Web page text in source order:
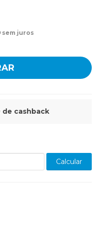
sem juros
de cashback
Calcular